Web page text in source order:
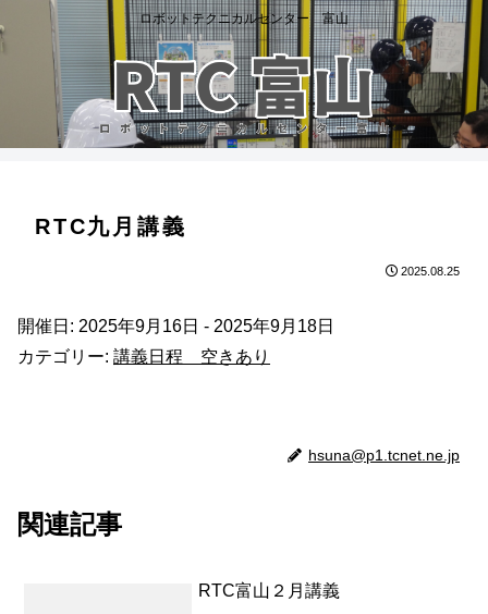
ロボットテクニカルセンター 富山
RTC九月講義
2025.08.25
開催日: 2025年9月16日 - 2025年9月18日
カテゴリー: 講義日程 空きあり
hsuna@p1.tcnet.ne.jp
関連記事
RTC富山２月講義